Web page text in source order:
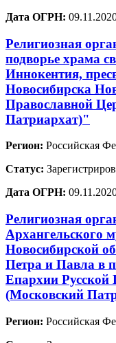
Дата ОГРН:
Религиозная
подворье храма
Иннокентия,
Новосибирска
Православной
Патриархат)"
Регион: Российская
Статус:
Дата ОГРН:
Религиозная
Архангельского
Новосибирской
Петра и Павла в
Епархии Русской
(Московский
Регион: Российская